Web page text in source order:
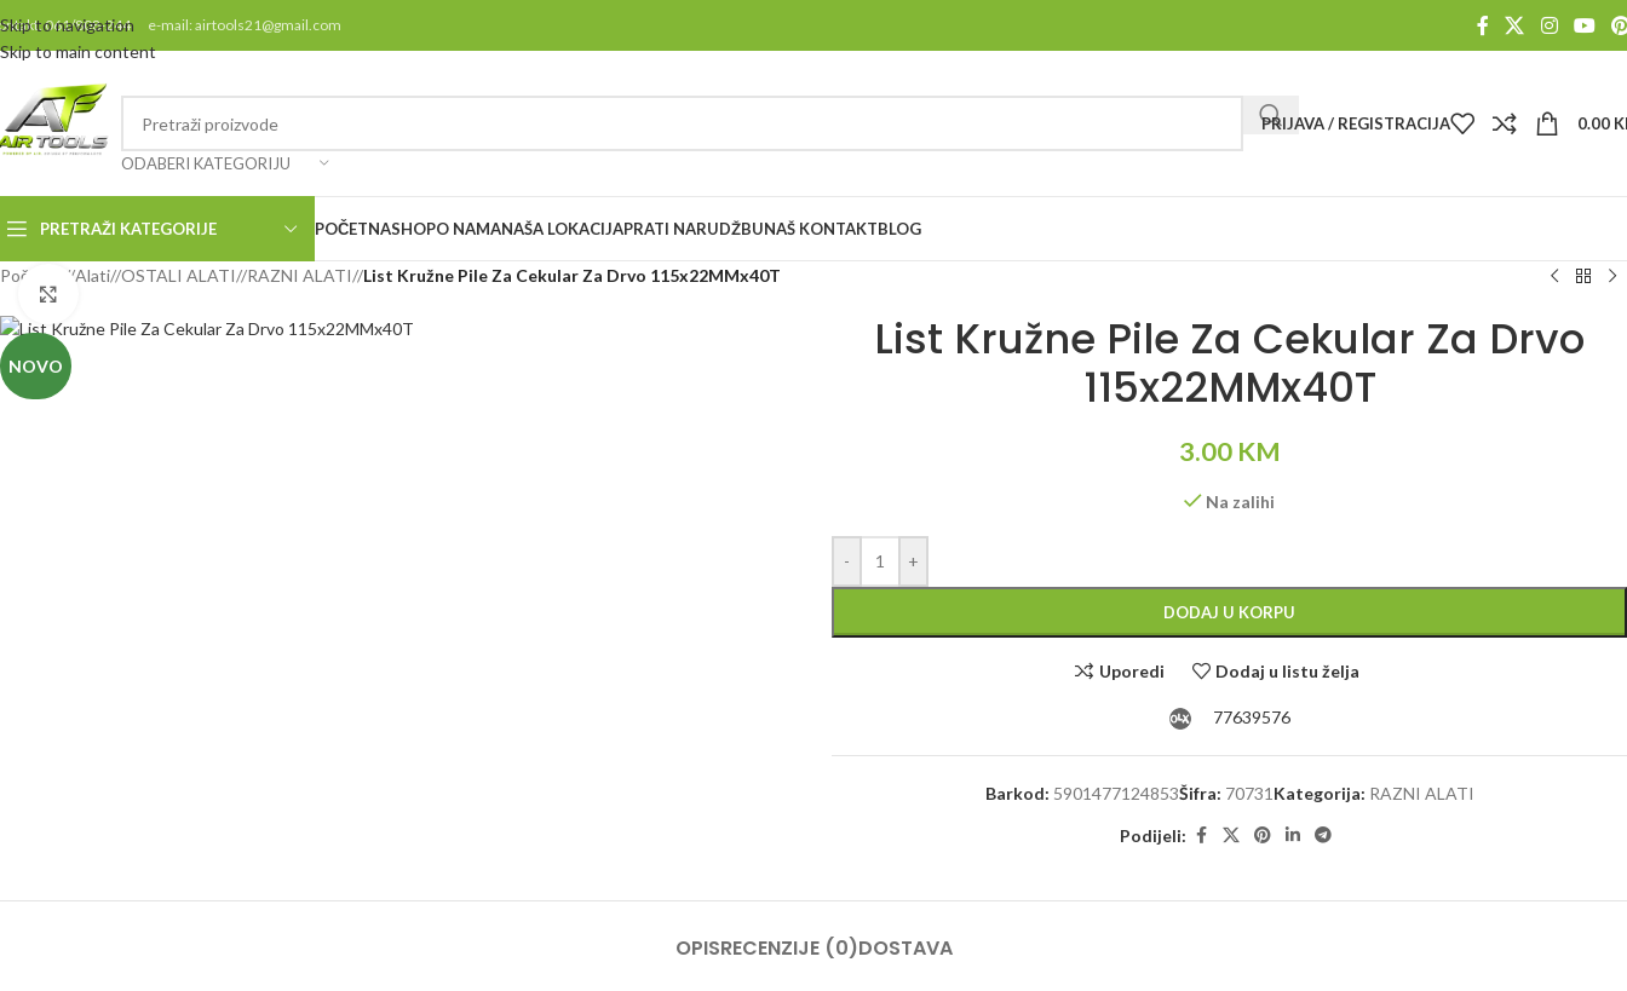
Skip to navigation
Skip to main content
061/808-244 e-mail: airtools21@gmail.com
ODABERI KATEGORIJU
PRIJAVA / REGISTRACIJA 0.00
PRETRAŽI KATEGORIJE POČETNASHOPO NAMANAŠA LOKACIJAPRATI NARUDŽBUNAŠ KONTAKTBLOG
Početna Alati/ OSTALI ALATI/ RAZNI ALATI/ List Kružne Pile Za Cekular Za Drvo 115x22MMx40T
NOVO
List Kružne Pile Za Cekular Za Drvo
115x22MMx40T
3.00 KM
Na zalihi
- +
DODAJ U KORPU
Uporedi Dodaj u listu želja
77639576
Barkod: 5901477124853Šifra: 70731 Kategorija: RAZNI ALATI
Podijeli:
OPISRECENZIJE (0)DOSTAVA